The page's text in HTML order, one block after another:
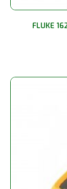
FLUKE